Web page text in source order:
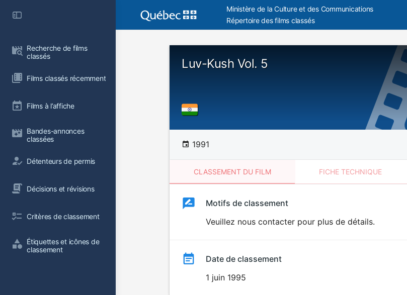
Recherche de films
classés
Films classés récemment
Films à l’affiche
Bandes-annonces
classées
Détenteurs de permis
Décisions et révisions
Critères de classement
Étiquettes et icônes de
classement
Ministère de la Culture et des Communications
Répertoire des films classés
Luv-Kush Vol. 5
1991
CLASSEMENT DU FILM FICHE TECHNIQUE
ClassementClassement
Motifs de classement
Veuillez nous contacter pour plus de détails.
Date de classement
1 juin 1995